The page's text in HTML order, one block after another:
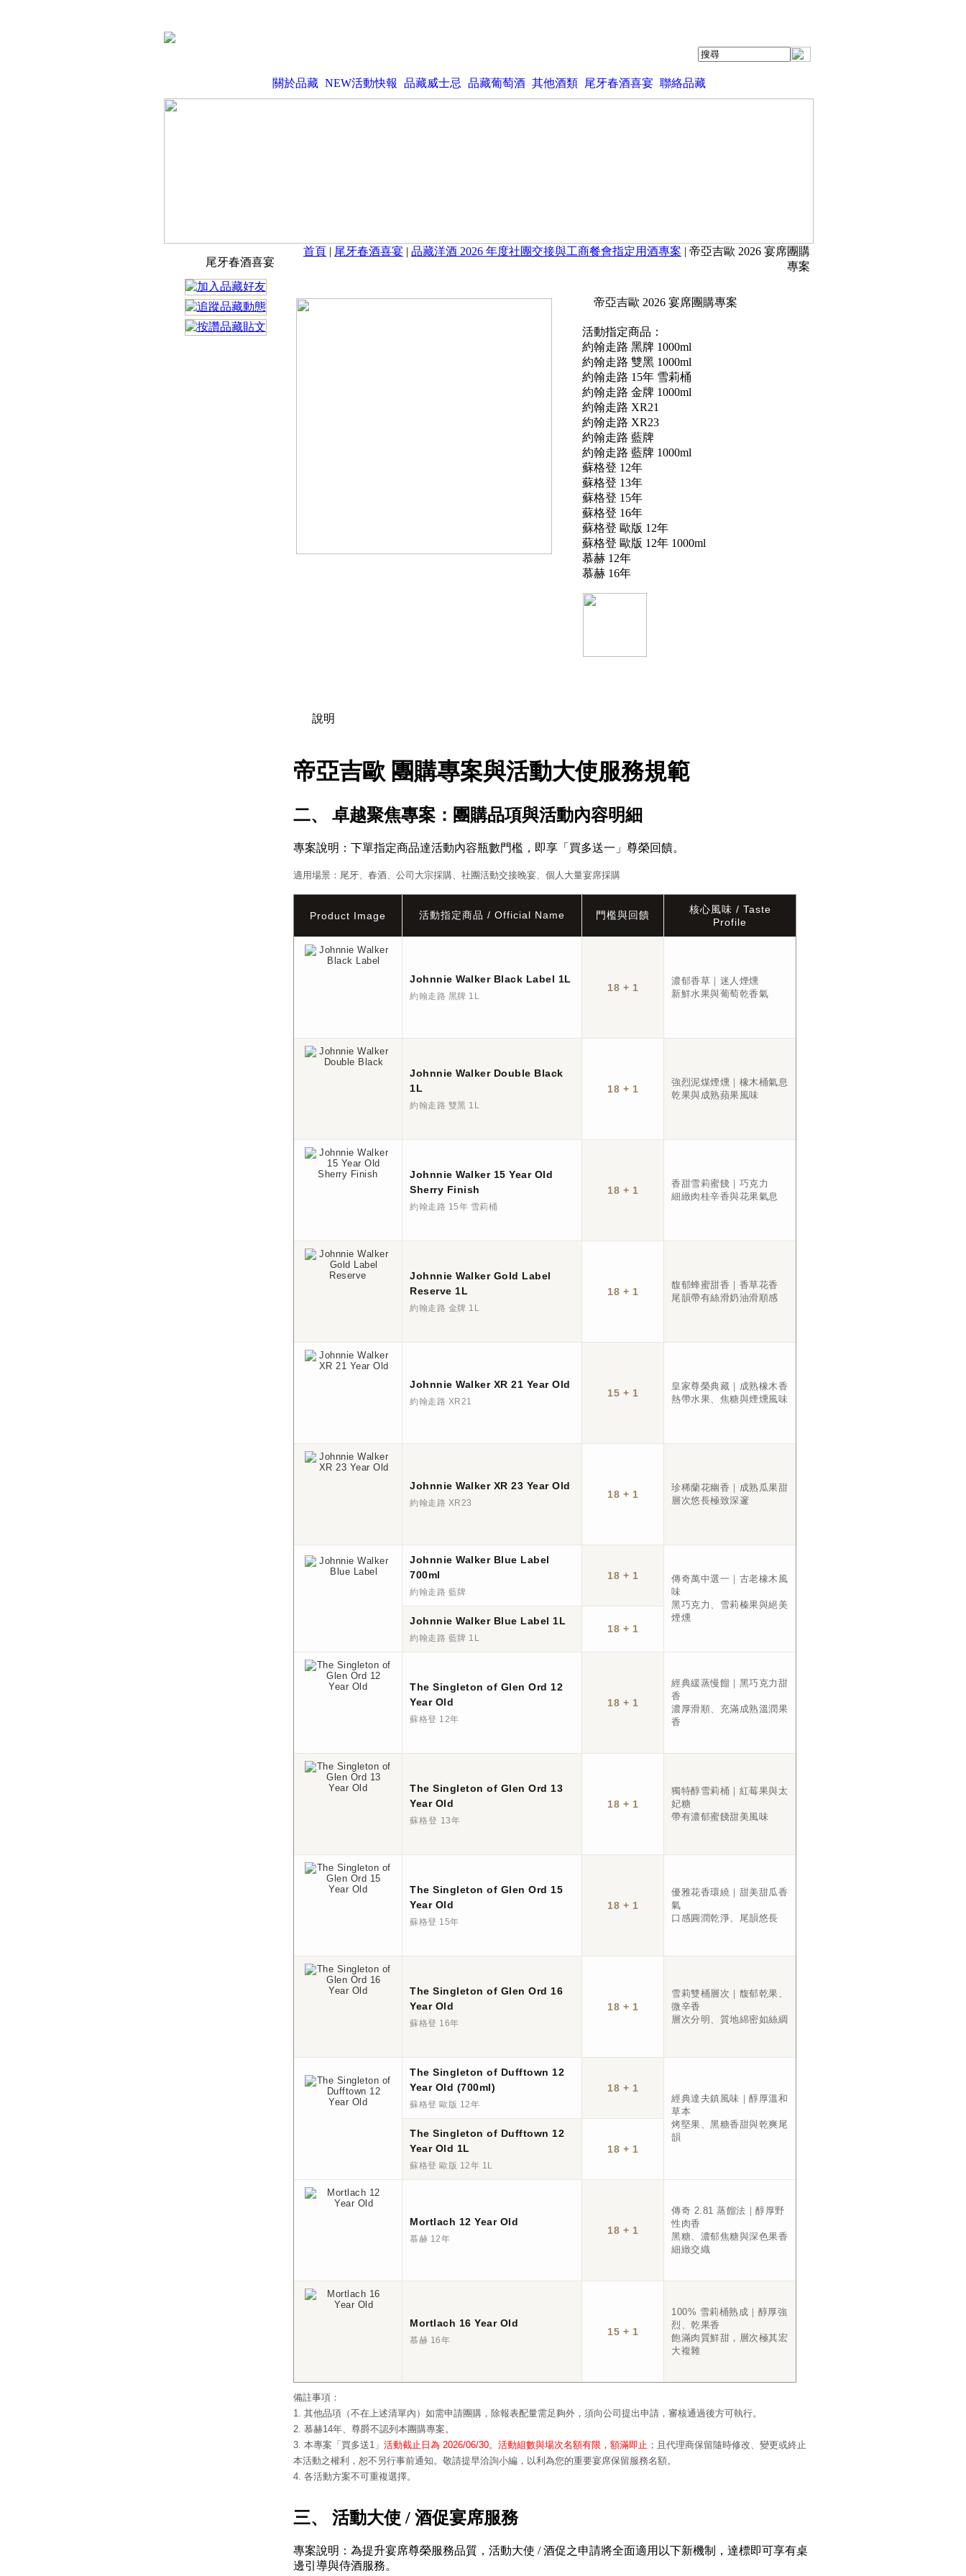
關於品藏 NEW活動快報 品藏威士忌 品藏葡萄酒 其他酒類 尾牙春酒喜宴 聯絡品藏
尾牙春酒喜宴
首頁 | 尾牙春酒喜宴 | 品藏洋酒 2026 年度社團交接與工商餐會指定用酒專案 | 帝亞吉歐 2026 宴席團購
專案
帝亞吉歐 2026 宴席團購專案
活動指定商品：
約翰走路 黑牌 1000ml
約翰走路 雙黑 1000ml
約翰走路 15年 雪莉桶
約翰走路 金牌 1000ml
約翰走路 XR21
約翰走路 XR23
約翰走路 藍牌
約翰走路 藍牌 1000ml
蘇格登 12年
蘇格登 13年
蘇格登 15年
蘇格登 16年
蘇格登 歐版 12年
蘇格登 歐版 12年 1000ml
慕赫 12年
慕赫 16年
說明
帝亞吉歐 團購專案與活動大使服務規範
二、 卓越聚焦專案：團購品項與活動內容明細
專案說明：下單指定商品達活動內容瓶數門檻，即享「買多送一」尊榮回饋。
適用場景：尾牙、春酒、公司大宗採購、社團活動交接晚宴、個人大量宴席採購
Product Image 活動指定商品 / Official Name 門檻與回饋
核心風味 / Taste
Profile
Johnnie Walker Black Label 1L
約翰走路 黑牌 1L
18 + 1
濃郁香草｜迷人煙燻
新鮮水果與葡萄乾香氣
Johnnie Walker Double Black
1L
約翰走路 雙黑 1L
18 + 1
強烈泥煤煙燻｜橡木桶氣息
乾果與成熟蘋果風味
Johnnie Walker 15 Year Old
Sherry Finish
約翰走路 15年 雪莉桶
18 + 1
香甜雪莉蜜餞｜巧克力
細緻肉桂辛香與花果氣息
Johnnie Walker Gold Label
Reserve 1L
約翰走路 金牌 1L
18 + 1
馥郁蜂蜜甜香｜香草花香
尾韻帶有絲滑奶油滑順感
Johnnie Walker XR 21 Year Old
約翰走路 XR21
15 + 1
皇家尊榮典藏｜成熟橡木香
熱帶水果、焦糖與煙燻風味
Johnnie Walker XR 23 Year Old
約翰走路 XR23
18 + 1
珍稀蘭花幽香｜成熟瓜果甜
層次悠長極致深邃
Johnnie Walker Blue Label
700ml
約翰走路 藍牌
18 + 1
傳奇萬中選一｜古老橡木風
味
黑巧克力、雪莉榛果與絕美
煙燻
Johnnie Walker Blue Label 1L
約翰走路 藍牌 1L
18 + 1
The Singleton of Glen Ord 12
Year Old
蘇格登 12年
18 + 1
經典緩蒸慢餾｜黑巧克力甜
香
濃厚滑順、充滿成熟溫潤果
香
The Singleton of Glen Ord 13
Year Old
蘇格登 13年
18 + 1
獨特醇雪莉桶｜紅莓果與太
妃糖
帶有濃郁蜜餞甜美風味
The Singleton of Glen Ord 15
Year Old
蘇格登 15年
18 + 1
優雅花香環繞｜甜美甜瓜香
氣
口感圓潤乾淨、尾韻悠長
The Singleton of Glen Ord 16
Year Old
蘇格登 16年
18 + 1
雪莉雙桶層次｜馥郁乾果、
微辛香
層次分明、質地綿密如絲綢
The Singleton of Dufftown 12
Year Old (700ml)
蘇格登 歐版 12年
18 + 1
經典達夫鎮風味｜醇厚溫和
草本
烤堅果、黑糖香甜與乾爽尾
韻
The Singleton of Dufftown 12
Year Old 1L
蘇格登 歐版 12年 1L
18 + 1
Mortlach 12 Year Old
慕赫 12年
18 + 1
傳奇 2.81 蒸餾法｜醇厚野
性肉香
黑糖、濃郁焦糖與深色果香
細緻交織
Mortlach 16 Year Old
慕赫 16年
15 + 1
100% 雪莉桶熟成｜醇厚強
烈、乾果香
飽滿肉質鮮甜，層次極其宏
大複雜
備註事項：
1. 其他品項（不在上述清單內）如需申請團購，除報表配量需足夠外，須向公司提出申請，審核通過後方可執行。
2. 慕赫14年、尊爵不認列本團購專案。
3. 本專案「買多送1」 活動截止日為 2026/06/30。活動組數與場次名額有限，額滿即止 ；且代理商保留隨時修改、變更或終止
本活動之權利，恕不另行事前通知。敬請提早洽詢小編，以利為您的重要宴席保留服務名額。
4. 各活動方案不可重複選擇。
三、 活動大使 / 酒促宴席服務
專案說明：為提升宴席尊榮服務品質，活動大使 / 酒促之申請將全面適用以下新機制，達標即可享有桌
邊引導與侍酒服務。